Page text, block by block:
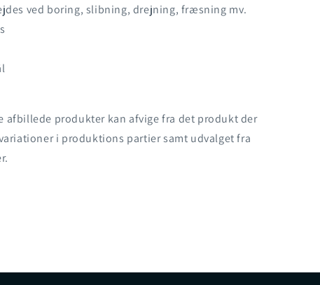
ved boring, slibning, drejning, fræsning mv.
afbillede produkter kan afvige fra det produkt der
i produktions partier samt udvalget fra